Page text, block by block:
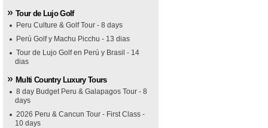
Tour de Lujo Golf
Peru Culture & Golf Tour - 8 days
Perú Golf y Machu Picchu - 13 dias
Tour de Lujo Golf en Perú y Brasil - 14
dias
Multi Country Luxury Tours
8 day Budget Peru & Galapagos Tour - 8
days
2026 Peru & Cancun Tour - First Class -
10 days